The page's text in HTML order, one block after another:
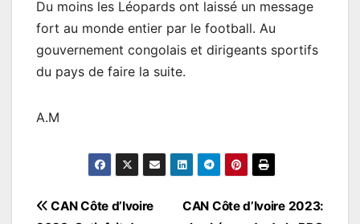
Du moins les Léopards ont laissé un message
fort au monde entier par le football. Au
gouvernement congolais et dirigeants sportifs
du pays de faire la suite.
A.M
Navigation
CAN Côte d’Ivoire 2023:
CAN Côte d’Ivoire